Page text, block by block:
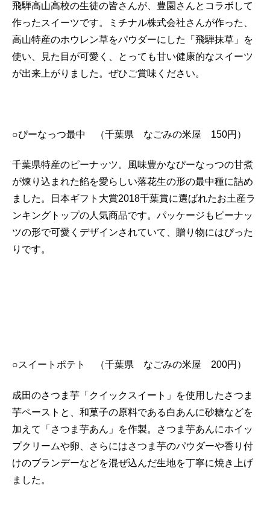
飛騨高山高校の生徒の皆さんが、豊園さんとコラボして
作ったスイーツです。ミチナル株式会社さんが作った、
高山特産のホウレン草をパウダーにした「飛騨抹草」を
使い、見た目が可愛く、とっても甘い健康的なスイーツ
が出来上がりました。ぜひご賞味ください。
○ぴーなっつ最中 （千葉県 なごみの米屋 150円）
千葉県特産のピーナッツ。風味豊かなぴーなっつの甘煮
が煉り込まれた餡を愛らしい落花生の形の最中種に詰め
ました。日本ギフト大賞2018千葉賞に選ばれたお土産ラ
ンキングトップの人気商品です。パッケージもピーナッ
ツの形で可愛くデザインされていて、贈り物にはぴった
りです。
○スイートポテト （千葉県 なごみの米屋 200円）
成田のさつま芋「クイックスイート」を使用したさつま
芋ペーストと、和菓子の原料である白あんに砂糖などを
加えて「さつま芋あん」を作製。さつま芋あんにホイッ
プクリームや卵、さらにはさつま芋のパウダーや香り付
けのブランデーなどを混ぜ込んだ生地を丁寧に焼き上げ
ました。